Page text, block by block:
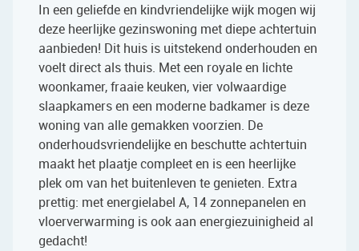
In een geliefde en kindvriendelijke wijk mogen wij
deze heerlijke gezinswoning met diepe achtertuin
aanbieden! Dit huis is uitstekend onderhouden en
voelt direct als thuis. Met een royale en lichte
woonkamer, fraaie keuken, vier volwaardige
slaapkamers en een moderne badkamer is deze
woning van alle gemakken voorzien. De
onderhoudsvriendelijke en beschutte achtertuin
maakt het plaatje compleet en is een heerlijke
plek om van het buitenleven te genieten. Extra
prettig: met energielabel A, 14 zonnepanelen en
vloerverwarming is ook aan energiezuinigheid al
gedacht!